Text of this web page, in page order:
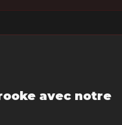
avec notre